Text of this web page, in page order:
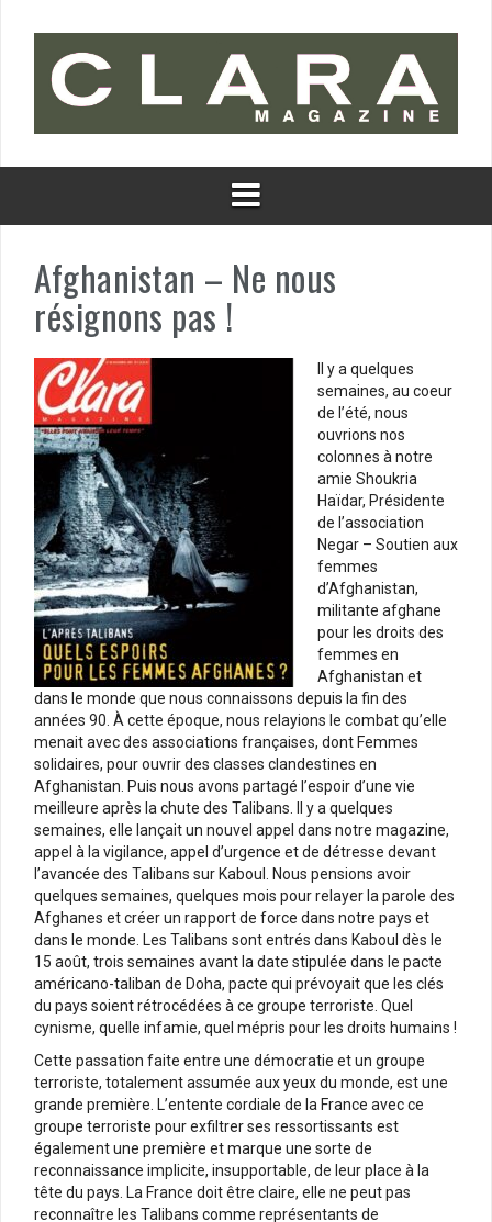
Afghanistan – Ne nous
résignons pas !
Il y a quelques
semaines, au coeur
de l’été, nous
ouvrions nos
colonnes à notre
amie Shoukria
Haïdar, Présidente
de l’association
Negar – Soutien aux
femmes
d’Afghanistan,
militante afghane
pour les droits des
femmes en
Afghanistan et
dans le monde que nous connaissons depuis la fin des
années 90. À cette époque, nous relayions le combat qu’elle
menait avec des associations françaises, dont Femmes
solidaires, pour ouvrir des classes clandestines en
Afghanistan. Puis nous avons partagé l’espoir d’une vie
meilleure après la chute des Talibans. Il y a quelques
semaines, elle lançait un nouvel appel dans notre magazine,
appel à la vigilance, appel d’urgence et de détresse devant
l’avancée des Talibans sur Kaboul. Nous pensions avoir
quelques semaines, quelques mois pour relayer la parole des
Afghanes et créer un rapport de force dans notre pays et
dans le monde. Les Talibans sont entrés dans Kaboul dès le
15 août, trois semaines avant la date stipulée dans le pacte
américano-taliban de Doha, pacte qui prévoyait que les clés
du pays soient rétrocédées à ce groupe terroriste. Quel
cynisme, quelle infamie, quel mépris pour les droits humains !
Cette passation faite entre une démocratie et un groupe
terroriste, totalement assumée aux yeux du monde, est une
grande première. L’entente cordiale de la France avec ce
groupe terroriste pour exfiltrer ses ressortissants est
également une première et marque une sorte de
reconnaissance implicite, insupportable, de leur place à la
tête du pays. La France doit être claire, elle ne peut pas
reconnaître les Talibans comme représentants de